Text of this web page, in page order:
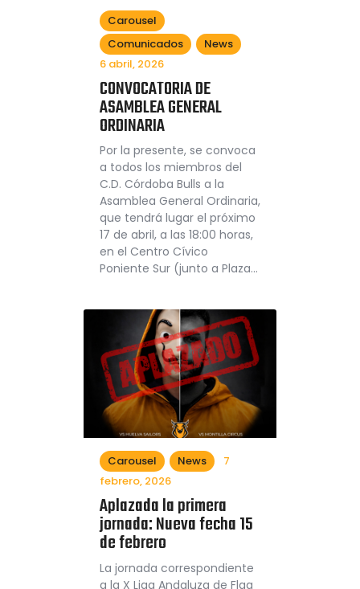
Carousel
Comunicados
News
6 abril, 2026
CONVOCATORIA DE
ASAMBLEA GENERAL
ORDINARIA
Por la presente, se convoca
a todos los miembros del
C.D. Córdoba Bulls a la
Asamblea General Ordinaria,
que tendrá lugar el próximo
17 de abril, a las 18:00 horas,
en el Centro Cívico
Poniente Sur (junto a Plaza…
Carousel News
7
febrero, 2026
Aplazada la primera
jornada: Nueva fecha 15
de febrero
La jornada correspondiente
a la X Liga Andaluza de Flag